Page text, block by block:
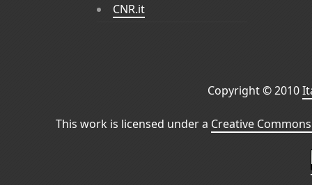
CNR.it
Copyright © 2010
This work is licensed under a Creative